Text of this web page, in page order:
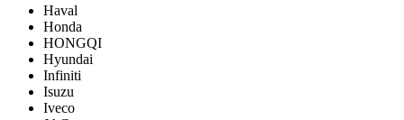
Haval
Honda
HONGQI
Hyundai
Infiniti
Isuzu
Iveco